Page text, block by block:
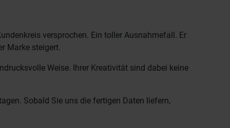
versprochen. Ein toller Ausnahmefall. Er
Marke steigert.
Weise. Ihrer Kreativität sind dabei keine
Sobald Sie uns die fertigen Daten liefern,